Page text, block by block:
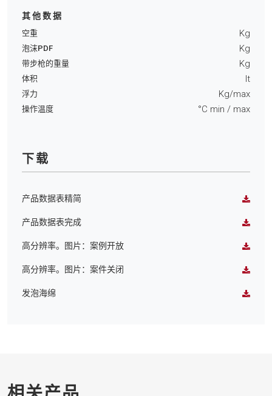
其他数据
空重 Kg
泡沫PDF Kg
带步枪的重量 Kg
体积 lt
浮力 Kg/max
操作温度 °C min / max
下载
产品数据表精简
产品数据表完成
高分辨率。图片：案例开放
高分辨率。图片：案件关闭
发泡海绵